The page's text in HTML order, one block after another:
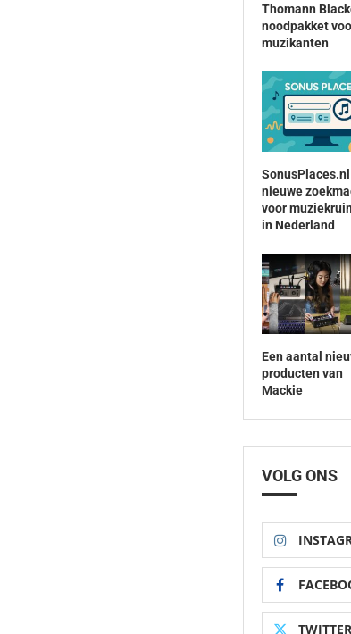
Thomann
noodpakket
muzikanten
nieuwe
voor
in Nederland
Een aantal
producten van
Mackie
VOLG ONS
TWITTER